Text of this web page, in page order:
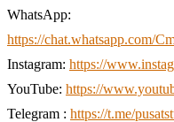
WhatsApp:
https://chat.whatsapp.com/
Instagram: https://
YouTube: https://
Telegram : https://t.me/